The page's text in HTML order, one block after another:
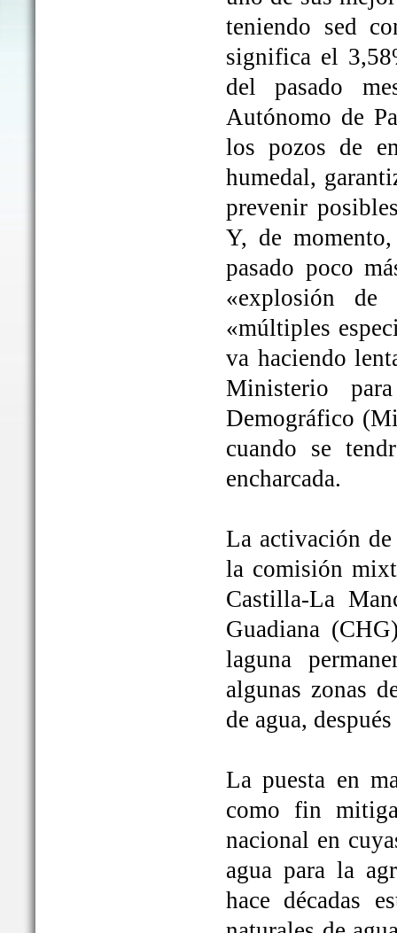
teniendo sed
significa el
del pasado
Autónomo de
los pozos de
humedal,
prevenir
Y, de
pasado poco
«explosión
«múltiples
va haciendo
Ministerio
Demográfico
cuando se
encharcada.
La activación
la comisión
Castilla-La
Guadiana
laguna
algunas zonas
de agua,
La puesta en
como fin
nacional en
agua para la
hace décadas